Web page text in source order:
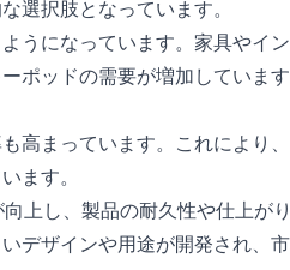
選択肢となっています。
うになっています。家具やイ
ポッドの需要が増加しています
高まっています。これにより、
ます。
上し、製品の耐久性や仕上が
デザインや用途が開発され、